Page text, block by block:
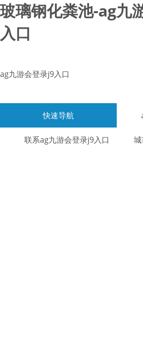
玻璃钢化粪池-ag九
入口
ag九游会登录j9入口
快速导航
联系ag九游会登录j9入口